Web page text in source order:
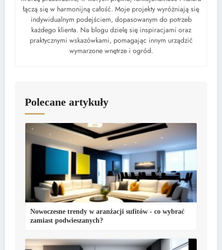
łączą się w harmonijną całość. Moje projekty wyróżniają się
indywidualnym podejściem, dopasowanym do potrzeb
każdego klienta. Na blogu dzielę się inspiracjami oraz
praktycznymi wskazówkami, pomagając innym urządzić
wymarzone wnętrze i ogród.
Polecane artykuły
Nowoczesne trendy w aranżacji sufitów - co wybrać
zamiast podwieszanych?